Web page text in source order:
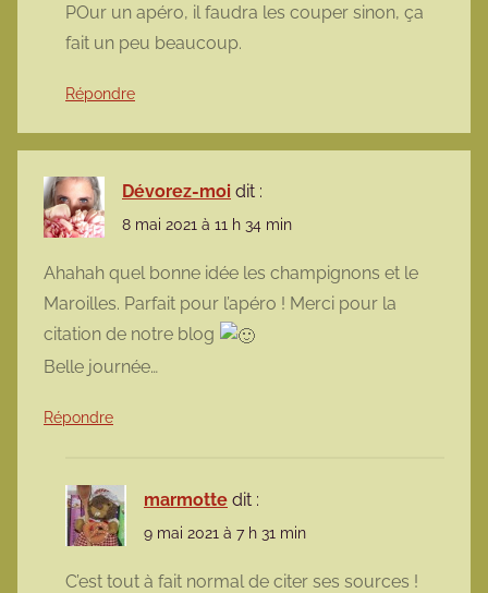
POur un apéro, il faudra les couper sinon, ça
fait un peu beaucoup.
Répondre
Dévorez-moi dit :
8 mai 2021 à 11 h 34 min
Ahahah quel bonne idée les champignons et le
Maroilles. Parfait pour l’apéro ! Merci pour la
citation de notre blog
Belle journée…
Répondre
marmotte dit :
9 mai 2021 à 7 h 31 min
C’est tout à fait normal de citer ses sources !